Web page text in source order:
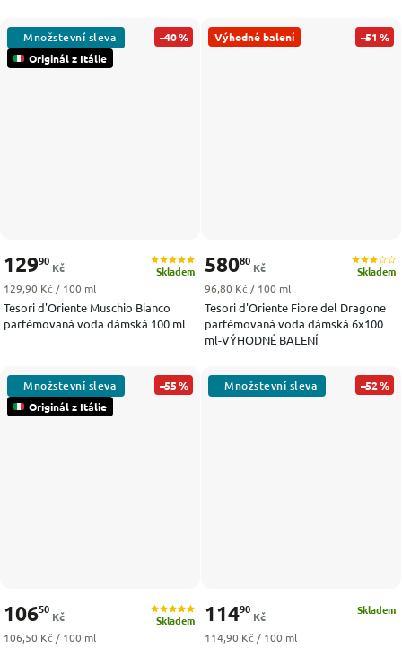
Originál z Itálie
–40 %
Tesori d'Oriente Muschio Bianco
parfémovaná voda dámská 100 ml
Skladem
12990
Kč
Měrná cena:
129,90 Kč / 100 ml
Výhodné balení –51 %
Tesori d'Oriente Fiore del Dragone
parfémovaná voda dámská 6x100
ml-VÝHODNÉ BALENÍ
Skladem
58080
Kč
Měrná cena:
96,80 Kč / 100 ml
Originál z Itálie
–55 %
Skladem
10650
Kč
Měrná cena:
106,50 Kč / 100 ml
–52 %
Skladem
11490
Kč
Měrná cena:
114,90 Kč / 100 ml